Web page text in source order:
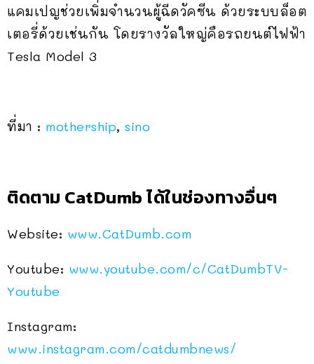
แคมเปญช่วยเพิ่มจำนวนผู้ฉีดวัคซีน ด้วยระบบล็อต
เตอรี่ด้วยเช่นกัน โดยรางวัลใหญ่คือรถยนต์ไฟฟ้า
Tesla Model 3
ที่มา : mothership, sino
ติดตาม CatDumb ได้ในช่องทางอื่นๆ
Website: www.CatDumb.com
Youtube: www.youtube.com/c/CatDumbTV-
Youtube
Instagram:
www.instagram.com/catdumbnews/